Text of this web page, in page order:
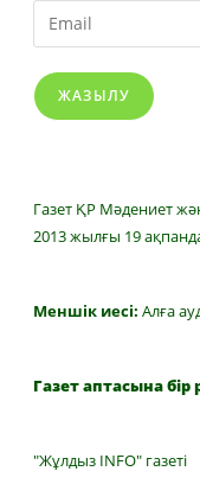
Email
ЖАЗЫЛУ
Газет ҚР Мәдениет
2013 жылғы 19 ақпанда
Меншік иесі: Алға
Газет аптасына
"Жұлдыз INFO" газеті